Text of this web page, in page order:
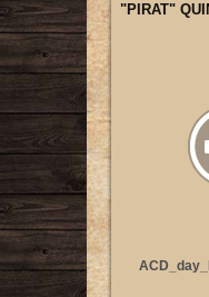
"PIRAT"